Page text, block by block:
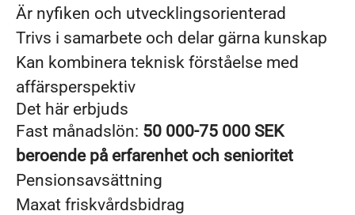
Är nyfiken och utvecklingsorienterad
Trivs i samarbete och delar gärna kunskap
Kan kombinera teknisk förståelse med
affärsperspektiv
Det här erbjuds
Fast månadslön: 50 000-75 000 SEK
beroende på erfarenhet och senioritet
Pensionsavsättning
Maxat friskvårdsbidrag